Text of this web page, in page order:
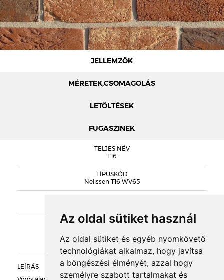
Az oldal sütiket használ
Az oldal sütiket és egyéb nyomkövető
technológiákat alkalmaz, hogy javítsa
a böngészési élményét, azzal hogy
személyre szabott tartalmakat és
JELLEMZŐK
MÉRETEK,CSOMAGOLÁS
LETÖLTÉSEK
FUGASZINEK
TELJES NÉV
T16
TÍPUSKÓD
Nelissen T16 WV65
KIEGÉSZÍTŐK
LEÍRÁS
MÉRETEK
RAKLAPTÖMEG
DARABSÚLY
NELISSEN KATALÓGUS
T16 TELJESÍTMÉNYNYILATKOZAT